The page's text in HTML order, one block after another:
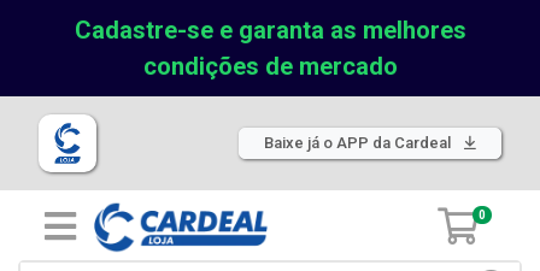
Cadastre-se e garanta as melhores
condições de mercado
Baixe já o APP da Cardeal
0